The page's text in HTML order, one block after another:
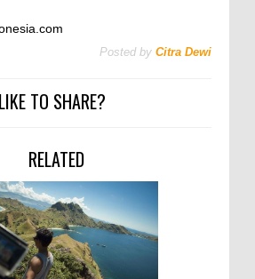
Posted by Citra Dewi
LIKE TO SHARE?
RELATED